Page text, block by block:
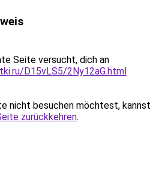
Seite versucht, dich an
D15vLS5/2Ny12aG.html
nicht besuchen möchtest, kannst
zurückkehren.